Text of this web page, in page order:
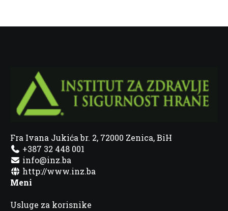
Fra Ivana Jukića br. 2, 72000 Zenica, BiH
+387 32 448 001
info@inz.ba
http://www.inz.ba
Meni
Usluge za korisnike